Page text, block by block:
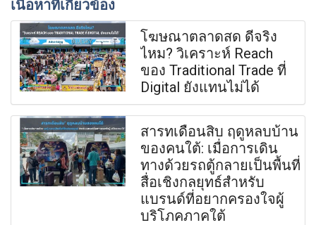
เนื้อหาที่เกี่ยวข้อง
โฆษณาตลาดสด ดีจริง
ไหม? วิเคราะห์ Reach
ของ Traditional Trade ที่
Digital ยังแทนไม่ได้
สารทเดือนสิบ ฤดูหลบบ้าน
ของคนใต้: เมื่อการเดิน
ทางด้วยรถตู้กลายเป็นพื้นที่
สื่อเชิงกลยุทธ์สำหรับ
แบรนด์ที่อยากครองใจผู้
บริโภคภาคใต้